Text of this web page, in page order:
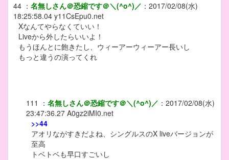
44 ： 名無しさん＠恐縮です＠＼(^o^)／ ： 2017/02/08(水)
18:25:58.04 y11CsEpu0.net
Xなんてやらなくていい！
Liveから外したらいいよ！
もうほんとに飽きたし、ウィーアーウィーアー長いし
もっと違うの演ってくれ
111 ： 名無しさん＠恐縮です＠＼(^o^)／ ： 2017/02/08(水)
23:47:36.27 A0gz2iMI0.net
>>44
アオリながすきだよね、シングルスのX liveバージョンが
至高
トベトベも早口すごいし